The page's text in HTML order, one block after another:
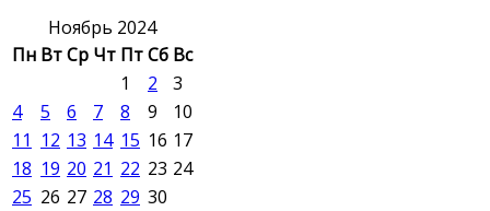
Ноябрь 2024
Пн ВтСр Чт ПтСб Вс
1
2
3
4
5 6 7 8 9
10
11 12 13 14 15 16 17
18 19 20 21 22 23 24
25 26 27 28 29 30